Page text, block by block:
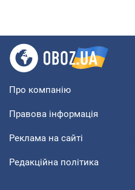
Про компанію
Правова інформація
Реклама на сайті
Редакційна політика